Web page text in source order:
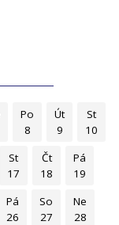
Po
8
Út
9
St
10
St
17
Čt
18
Pá
19
Pá
26
So
27
Ne
28